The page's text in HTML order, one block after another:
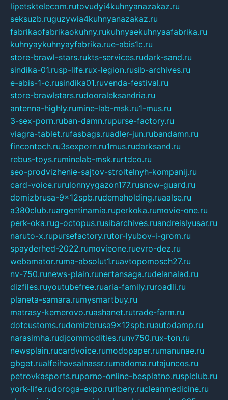
lipetsktelecom.rutovudyi4kuhnyanazakaz.ru
seksuzb.ruguzywia4kuhnyanazakaz.ru
fabrikaofabrikaokuhny.rukuhnyaekuhnyaafabrika.ru
kuhnyaykuhnyayfabrika.rue-abis1c.ru
store-brawl-stars.rukts-services.rudark-sand.ru
sindika-01.rusp-life.rux-legion.rusib-archives.ru
e-abis-1-c.rusindika01.ruvenda-festival.ru
store-brawlstars.rudooraleksandria.ru
antenna-highly.rumine-lab-msk.ru1-mus.ru
3-sex-porn.ruban-damn.rupurse-factory.ru
viagra-tablet.rufasbags.ruadler-jun.rubandamn.ru
fincontech.ru3sexporn.ru1mus.rudarksand.ru
rebus-toys.ruminelab-msk.rurtdco.ru
seo-prodvizhenie-sajtov-stroitelnyh-kompanij.ru
card-voice.rurulonnyygazon177.rusnow-guard.ru
domizbrusa-9x12spb.rudemaholding.ruaalse.ru
a380club.ruargentinamia.ruperkoka.rumovie-one.ru
perk-oka.rug-octopus.rusibarchives.ruandreislyusar.ru
naruto-x.rupursefactory.rutor-lyubov-i-grom.ru
spayderhed-2022.rumovieone.ruevro-dez.ru
webamator.ruma-absolut1.ruavtopomosch27.ru
nv-750.runews-plain.runertansaga.rudelanalad.ru
dizfiles.ruyoutubefree.ruaria-family.ruroadli.ru
planeta-samara.rumysmartbuy.ru
matrasy-kemerovo.ruashanet.rutrade-farm.ru
dotcustoms.rudomizbrusa9x12spb.ruautodamp.ru
narasimha.rudjcommodities.runv750.rux-ton.ru
newsplain.rucardvoice.rumodopaper.rumanunae.ru
gbget.rualfeihavsalnassr.rumadoma.rutajuncos.ru
petrovkasports.ruporno-online-besplatno.rusplclub.ru
york-life.rudoroga-expo.ruribery.rucleanmedicine.ru